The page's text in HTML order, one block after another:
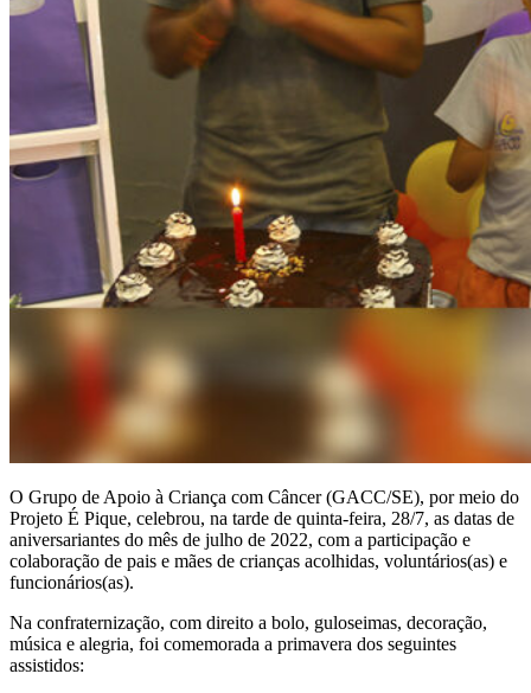
O Grupo de Apoio à Criança com Câncer (GACC/SE), por meio do
Projeto É Pique, celebrou, na tarde de quinta-feira, 28/7, as datas de
aniversariantes do mês de julho de 2022, com a participação e
colaboração de pais e mães de crianças acolhidas, voluntários(as) e
funcionários(as).
Na confraternização, com direito a bolo, guloseimas, decoração,
música e alegria, foi comemorada a primavera dos seguintes
assistidos: